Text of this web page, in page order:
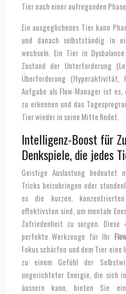
Tier nach einer aufregenden
Ein ausgeglichenes Tier kann
und danach selbstständig in
wechseln. Ein Tier in
Zustand der Unterforderung
Überforderung (Hyperaktivität,
Aufgabe als Flow-Manager ist
zu erkennen und das
Tier wieder in seine Mitte findet.
Intelligenz-Boost für
Denkspiele, die jedes
Geistige Auslastung bedeutet
Tricks beizubringen oder
es die kurzen,
effektivsten sind, um mentale
Zufriedenheit zu sorgen. Diese
perfekte Werkzeuge für Ihr
Fokus schärfen und dem Tier eine
zu einem Gefühl der
ungerichteter Energie, die sich
äussern kann, bieten Sie